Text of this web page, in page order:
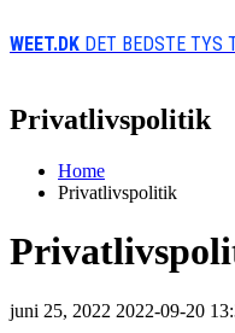
WEET.DK DET BEDSTE TYS
Privatlivspolitik
Home
Privatlivspolitik
juni 25, 2022 2022-09-20